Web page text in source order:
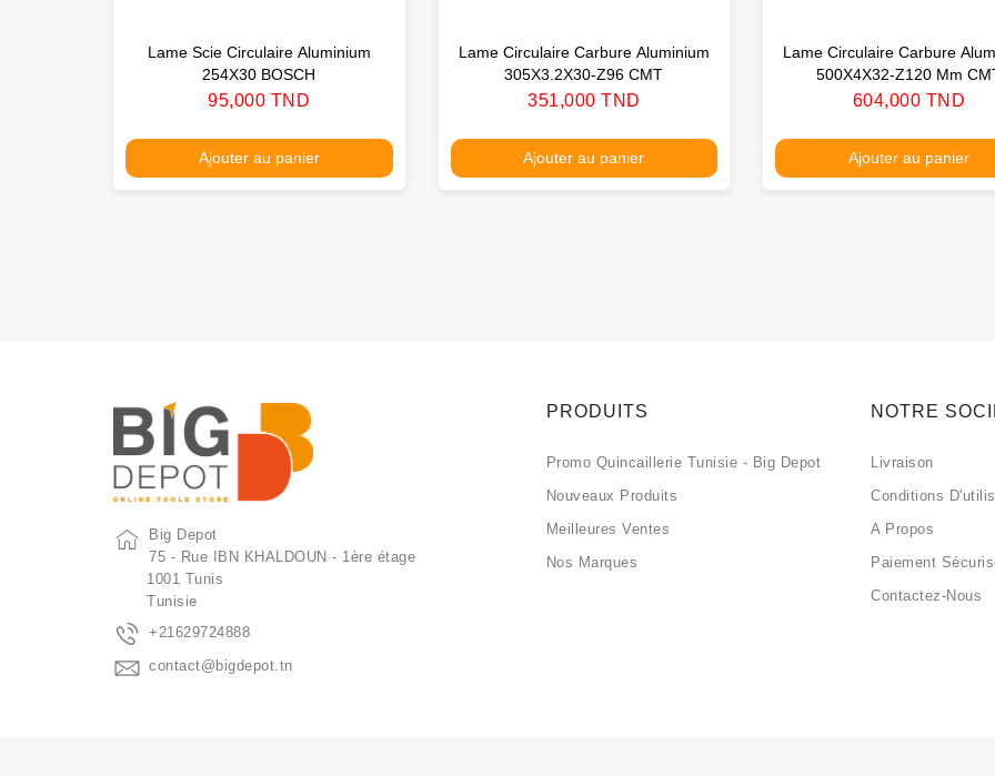
Lame Scie Circulaire Aluminium
254X30 BOSCH
Prix
95,000 TND
Ajouter au panier
Lame Circulaire Carbure Aluminium
305X3.2X30-Z96 CMT
Prix
351,000 TND
Ajouter au panier
Lame Circulaire Carbure
500X4X32-Z120 Mm
Prix
604,000 TND
Ajouter au panier
Big Depot
75 - Rue IBN KHALDOUN - 1ère étage
1001 Tunis
Tunisie
+21629724888
contact@bigdepot.tn
PRODUITS
Promo Quincaillerie Tunisie - Big Depot
Nouveaux Produits
Meilleures Ventes
Nos Marques
NOTRE
Livraison
Conditions
A Propos
Paiement
Contactez-Nous